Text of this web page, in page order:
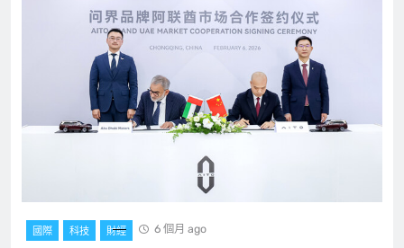
國際 科技 財經 6 個月 ago